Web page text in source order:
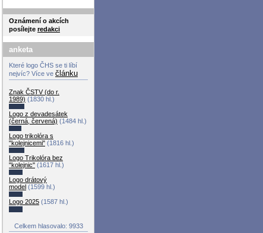
Oznámení o akcích
posílejte redakci
anketa
Které logo ČHS se ti líbí
nejvíc? Více ve článku
Znak ČSTV (do r.
1989) (1830 hl.)
Logo z devadesátek
(černá, červená) (1484 hl.)
Logo trikolóra s
"kolejnicemi" (1816 hl.)
Logo Trikolóra bez
"kolejnic" (1617 hl.)
Logo drátový
model (1599 hl.)
Logo 2025 (1587 hl.)
Celkem hlasovalo: 9933